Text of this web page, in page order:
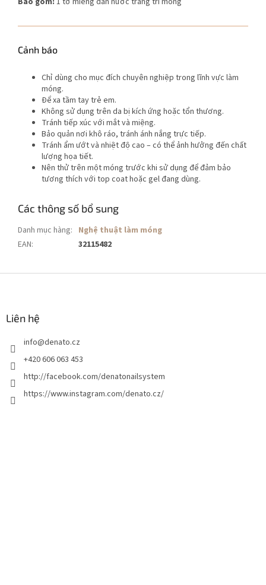
Cảnh báo
Chỉ dùng cho mục đích chuyên nghiệp trong lĩnh vực làm
móng.
Để xa tầm tay trẻ em.
Không sử dụng trên da bị kích ứng hoặc tổn thương.
Tránh tiếp xúc với mắt và miệng.
Bảo quản nơi khô ráo, tránh ánh nắng trực tiếp.
Tránh ẩm ướt và nhiệt độ cao – có thể ảnh hưởng đến chất
lượng họa tiết.
Nên thử trên một móng trước khi sử dụng để đảm bảo
tương thích với top coat hoặc gel đang dùng.
Các thông số bổ sung
Danh mục hàng: Nghệ thuật làm móng
EAN: 32115482
Liên hệ
info@denato.cz
+420 606 063 453
http://facebook.com/denatonailsystem
https://www.instagram.com/denato.cz/